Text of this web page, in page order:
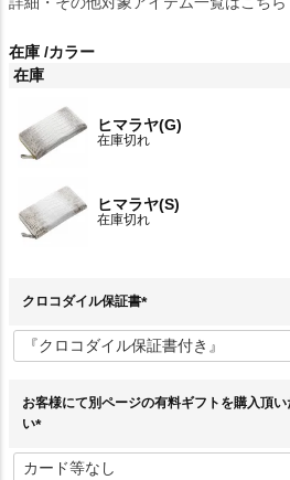
在庫 カラー
在庫
ヒマラヤ(G)
在庫切れ
ヒマラヤ(S)
在庫切れ
クロコダイル保証書
必
須
お客様にて別ページの有料ギフトを購入頂
い
必